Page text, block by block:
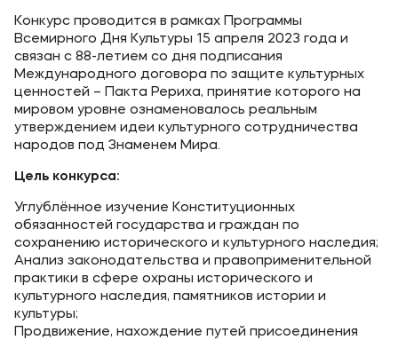
Конкурс проводится в рамках Программы
Всемирного Дня Культуры 15 апреля 2023 года и
связан с 88-летием со дня подписания
Международного договора по защите культурных
ценностей – Пакта Рериха, принятие которого на
мировом уровне ознаменовалось реальным
утверждением идеи культурного сотрудничества
народов под Знаменем Мира.
Цель конкурса:
Углублённое изучение Конституционных
обязанностей государства и граждан по
сохранению исторического и культурного наследия;
Анализ законодательства и правоприменительной
практики в сфере охраны исторического и
культурного наследия, памятников истории и
культуры;
Продвижение, нахождение путей присоединения